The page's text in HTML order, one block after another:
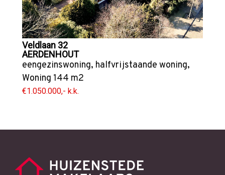
Veldlaan 32
AERDENHOUT
eengezinswoning, halfvrijstaande woning,
Woning 144 m2
€1.050.000,- k.k.